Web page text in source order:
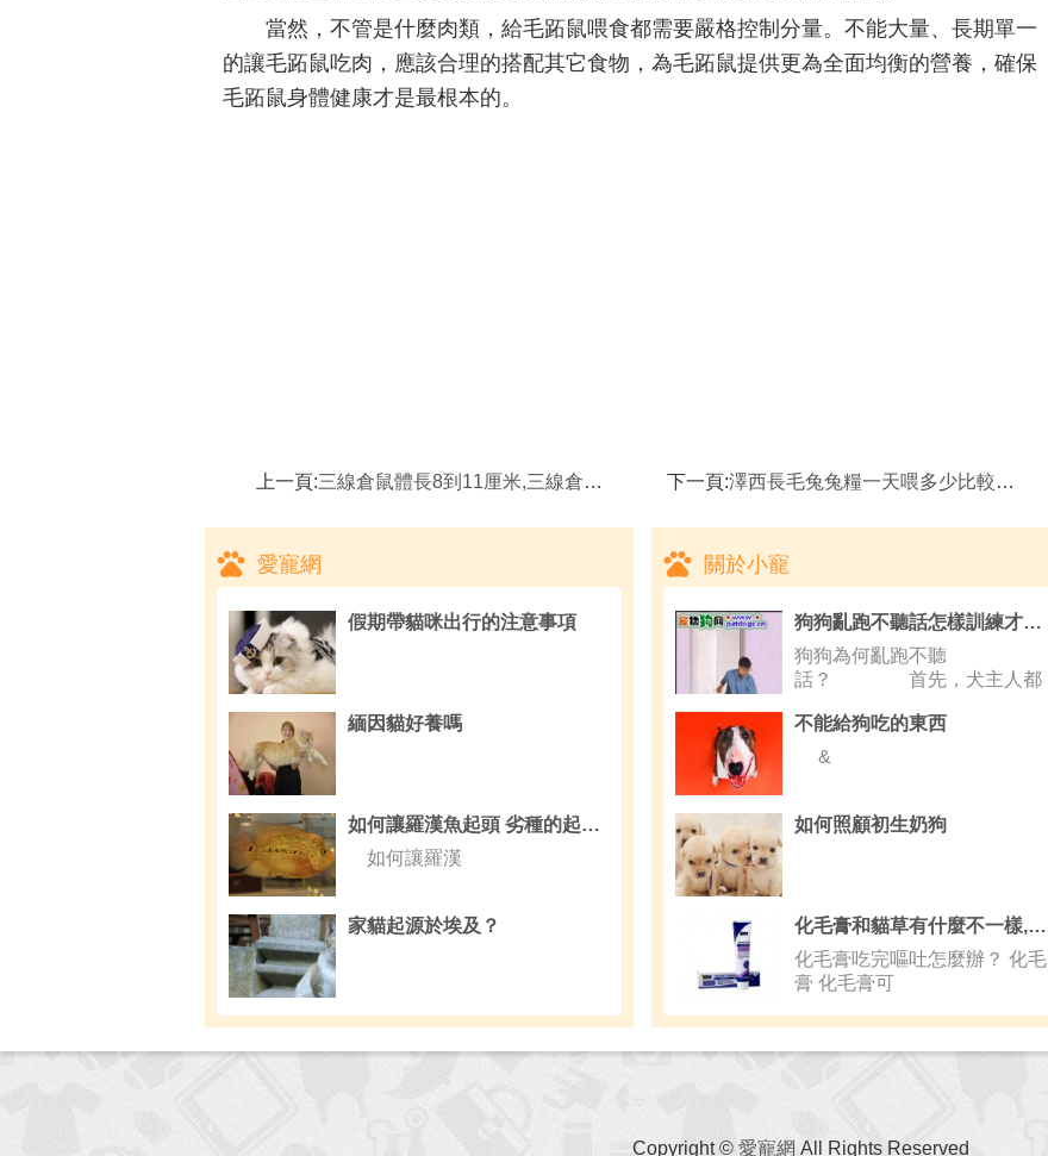
當然，不管是什麼肉類，給毛跖鼠喂食都需要嚴格控制分量。不能大量、長期單一
的讓毛跖鼠吃肉，應該合理的搭配其它食物，為毛跖鼠提供更為全面均衡的營養，確保
毛跖鼠身體健康才是最根本的。
上一頁:三線倉鼠體長8到11厘米,三線倉鼠的飼養知識 下一頁:澤西長毛兔兔糧一天喂多少比較合適,澤西長毛兔吃什麼
愛寵網
假期帶貓咪出行的注意事項
緬因貓好養嗎
如何讓羅漢魚起頭 劣種的起頭率低
如何讓羅漢
家貓起源於埃及？
關於小寵
狗狗亂跑不聽話怎樣訓練才能乖!
狗狗為何亂跑不聽
話？ 首先，犬主人都
不能給狗吃的東西
&
如何照顧初生奶狗
化毛膏和貓草有什麼不一樣,化毛膏有什麼作用
化毛膏吃完嘔吐怎麼辦？ 化毛
膏 化毛膏可
Copyright © 愛寵網 All Rights Reserved